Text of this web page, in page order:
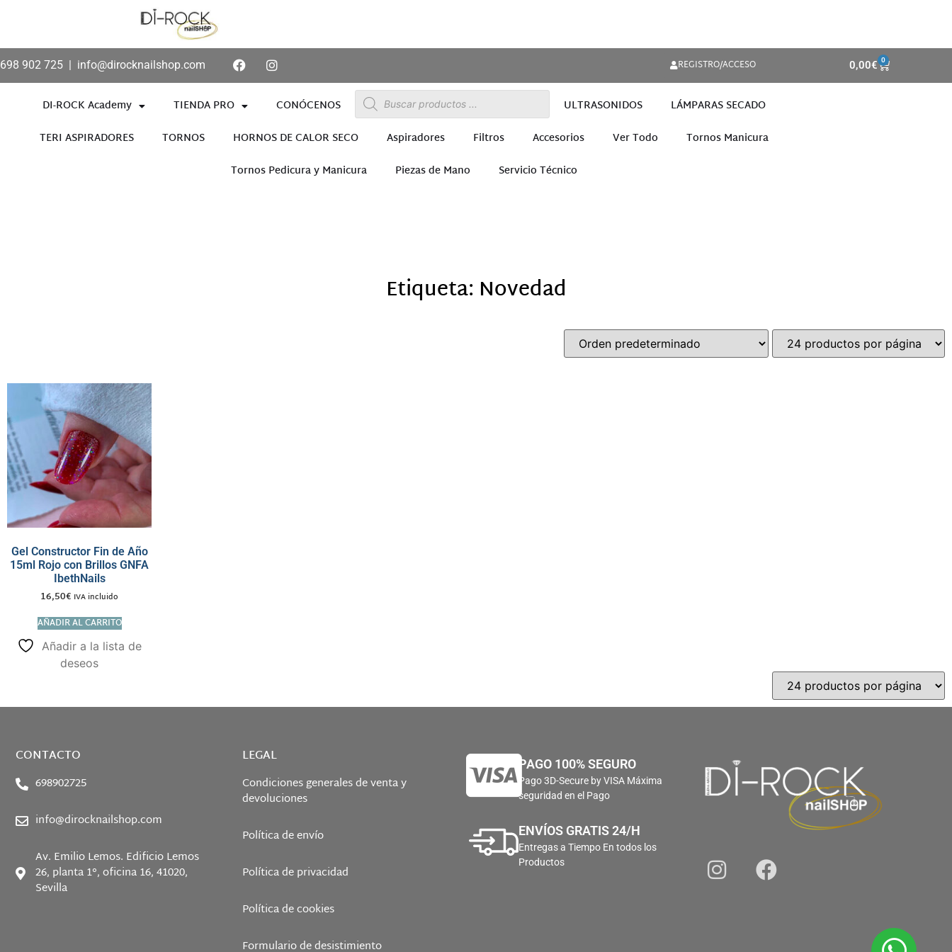
698 902 725 | info@dirocknailshop.com REGISTRO/ACCESO 0,00€ 0
DI-ROCK Academy TIENDA PRO CONÓCENOS ULTRASONIDOS
LÁMPARAS SECADO
TERI ASPIRADORES
TORNOS HORNOS DE CALOR SECO Aspiradores Filtros Accesorios Ver Todo
Tornos Manicura
Tornos Pedicura y Manicura
Piezas de Mano Servicio Técnico
Etiqueta: Novedad
Gel Constructor Fin de Año
15ml Rojo con Brillos GNFA
IbethNails
16,50€ IVA incluido
AÑADIR AL CARRITO
Añadir a la lista de
deseos
CONTACTO
698902725
info@dirocknailshop.com
Av. Emilio Lemos. Edificio Lemos
26, planta 1°, oficina 16, 41020,
Sevilla
LEGAL
Condiciones generales de venta y
devoluciones
Política de envío
Política de privacidad
Política de cookies
Formulario de desistimiento
PAGO 100% SEGURO
Pago 3D-Secure by VISA Máxima
seguridad en el Pago
ENVÍOS GRATIS 24/H
Entregas a Tiempo En todos los
Productos